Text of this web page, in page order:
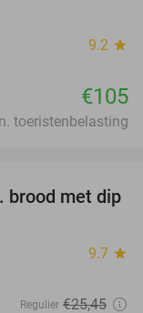
9.2 star
€105
toeristenbelasting
47%
brood met dip
9.7 star
Regulier €25,45